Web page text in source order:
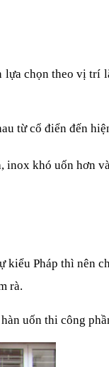
lựa chọn theo vị
từ cổ điển đến
khó uốn hơn
Pháp thì nên
rà.
uốn thi công